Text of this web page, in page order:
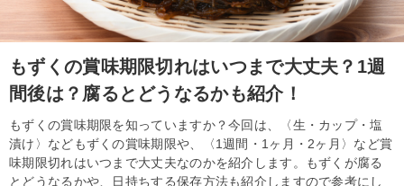
もずくの賞味期限切れはいつまで大丈夫？1週
間後は？腐るとどうなるかも紹介！
もずくの賞味期限を知っていますか？今回は、〈生・カップ・塩
漬け〉などもずくの賞味期限や、〈1週間・1ヶ月・2ヶ月〉など賞
味期限切れはいつまで大丈夫なのかを紹介します。もずくが腐る
とどうなるかや、日持ちする保存方法も紹介しますので参考にし